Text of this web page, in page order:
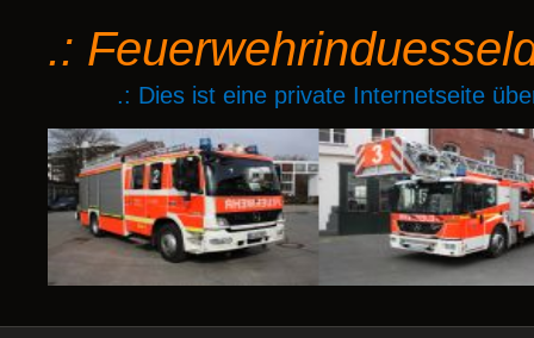
.:
.: Dies ist eine private Internetseite